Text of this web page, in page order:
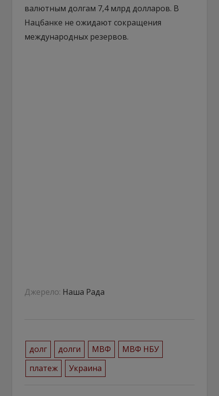
валютным долгам 7,4 млрд долларов. В
Нацбанке не ожидают сокращения
международных резервов.
Джерело: Наша Рада
долг долги МВФ
МВФ НБУ
платеж
Украина